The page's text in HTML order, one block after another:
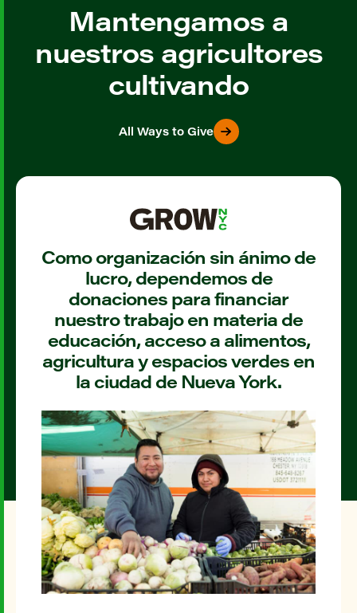
Mantengamos a
nuestros agricultores
cultivando
All Ways to Give
Como organización sin ánimo de
lucro, dependemos de
donaciones para financiar
nuestro trabajo en materia de
educación, acceso a alimentos,
agricultura y espacios verdes en
la ciudad de Nueva York.